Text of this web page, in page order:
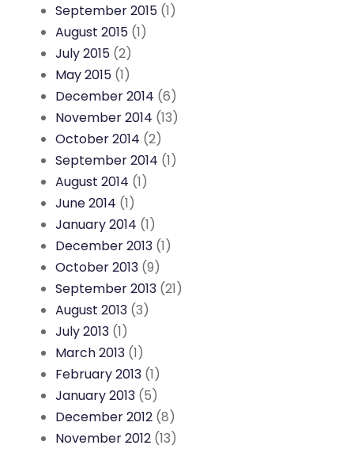
September 2015 (1)
August 2015 (1)
July 2015 (2)
May 2015 (1)
December 2014 (6)
November 2014 (13)
October 2014 (2)
September 2014 (1)
August 2014 (1)
June 2014 (1)
January 2014 (1)
December 2013 (1)
October 2013 (9)
September 2013 (21)
August 2013 (3)
July 2013 (1)
March 2013 (1)
February 2013 (1)
January 2013 (5)
December 2012 (8)
November 2012 (13)